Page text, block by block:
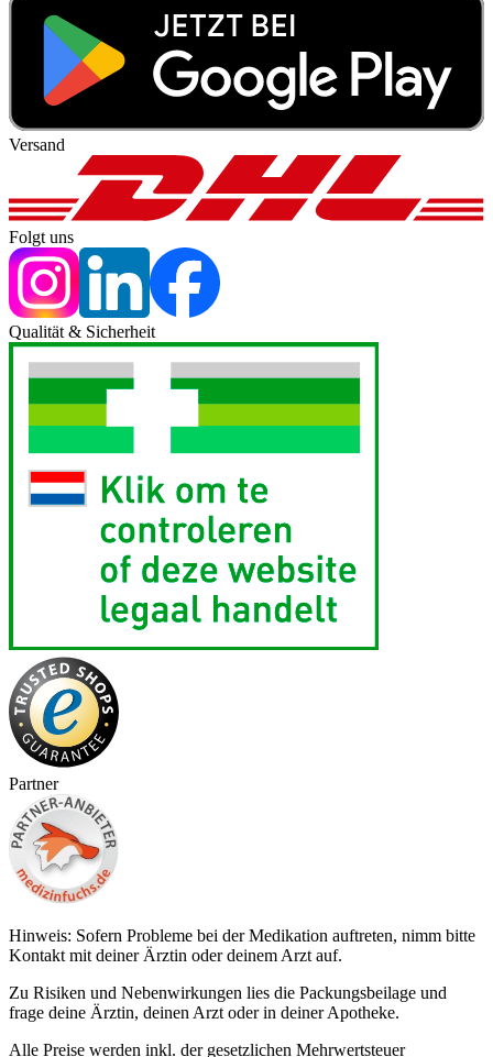
Versand
Folgt uns
Qualität & Sicherheit
Partner
Hinweis: Sofern Probleme bei der Medikation auftreten, nimm bitte
Kontakt mit deiner Ärztin oder deinem Arzt auf.
Zu Risiken und Nebenwirkungen lies die Packungsbeilage und
frage deine Ärztin, deinen Arzt oder in deiner Apotheke.
Alle Preise werden inkl. der gesetzlichen Mehrwertsteuer